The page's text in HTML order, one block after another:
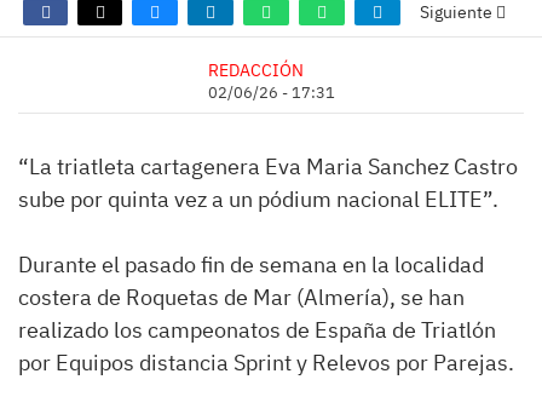
Siguiente
REDACCIÓN
02/06/26 - 17:31
“La triatleta cartagenera Eva Maria Sanchez Castro
sube por quinta vez a un pódium nacional ELITE”.
Durante el pasado fin de semana en la localidad
costera de Roquetas de Mar (Almería), se han
realizado los campeonatos de España de Triatlón
por Equipos distancia Sprint y Relevos por Parejas.